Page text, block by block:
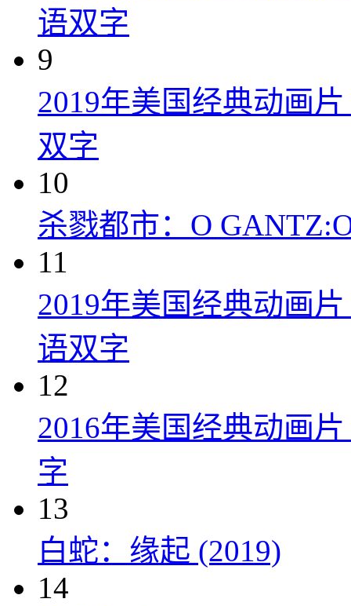
语双字
9
2019年美国经典动画
双字
10
杀戮都市：O
11
2019年美国经典动画
语双字
12
2016年美国经典动画
字
13
白蛇：缘起 (2019)
14